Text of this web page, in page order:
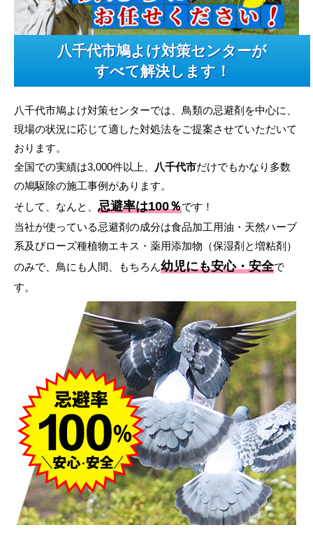
八千代市鳩よけ対策センターが
すべて解決します！
八千代市鳩よけ対策センターでは、鳥類の忌避剤を中心に、
現場の状況に応じて適した対処法をご提案させていただいて
おります。
全国での実績は3,000件以上、
八千代市だけでもかなり多数
の鳩駆除の施工事例があります。
そして、なんと、 忌避率は100％です！
当社が使っている忌避剤の成分は食品加工用油・天然ハーブ
系及びローズ種植物エキス・薬用添加物（保湿剤と増粘剤）
のみで、鳥にも人間、もちろん幼児にも安心・安全で
す。